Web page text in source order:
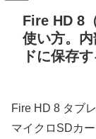
Fire HD 8
使い方。
ドに保存す
Fire HD 8 タブ
マイクロSDカ